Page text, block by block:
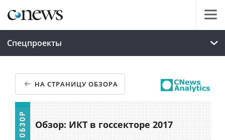
Спецпроекты
НА СТРАНИЦУ ОБЗОРА
Обзор: ИКТ в госсекторе 2017